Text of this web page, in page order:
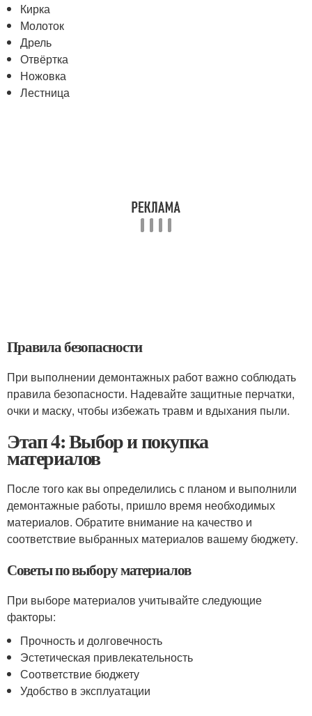
Кирка
Молоток
Дрель
Отвёртка
Ножовка
Лестница
Правила безопасности
При выполнении демонтажных работ важно соблюдать
правила безопасности. Надевайте защитные перчатки,
очки и маску, чтобы избежать травм и вдыхания пыли.
Этап 4: Выбор и покупка
материалов
После того как вы определились с планом и выполнили
демонтажные работы, пришло время необходимых
материалов. Обратите внимание на качество и
соответствие выбранных материалов вашему бюджету.
Советы по выбору материалов
При выборе материалов учитывайте следующие
факторы:
Прочность и долговечность
Эстетическая привлекательность
Соответствие бюджету
Удобство в эксплуатации